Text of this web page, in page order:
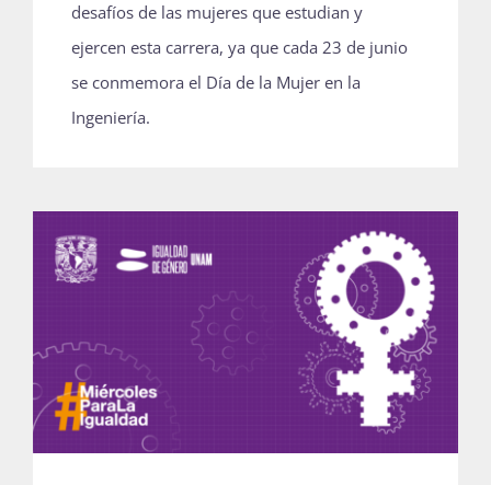
desafíos de las mujeres que estudian y
ejercen esta carrera, ya que cada 23 de junio
se conmemora el Día de la Mujer en la
Ingeniería.